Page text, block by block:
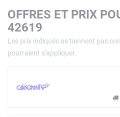
OFFRES ET PRIX
42619
Les prix indiqués ne tiennent pas
pourraient s'appliquer.